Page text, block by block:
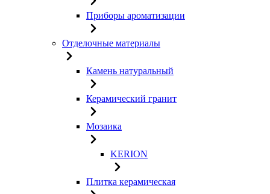
Приборы ароматизации
Отделочные материалы
Камень натуральный
Керамический гранит
Мозаика
KERION
Плитка керамическая